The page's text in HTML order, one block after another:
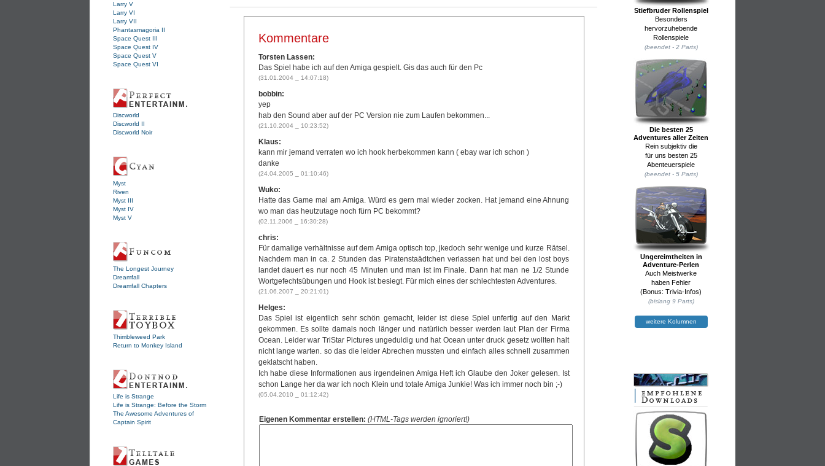
Larry V
Larry VI
Larry VII
Phantasmagoria II
Space Quest III
Space Quest IV
Space Quest V
Space Quest VI
Discworld
Discworld II
Discworld Noir
Myst
Riven
Myst III
Myst IV
Myst V
The Longest Journey
Dreamfall
Dreamfall Chapters
Thimbleweed Park
Return to Monkey Island
Life is Strange
Life is Strange: Before the Storm
The Awesome Adventures of
Captain Spirit
Kommentare
Torsten Lassen:
Das Spiel habe ich auf den Amiga gespielt. Gis das auch für den Pc
(31.01.2004 _ 14:07:18)
bobbin:
yep
hab den Sound aber auf der PC Version nie zum Laufen bekommen...
(21.10.2004 _ 10:23:52)
Klaus:
kann mir jemand verraten wo ich hook herbekommen kann ( ebay war ich schon )
danke
(24.04.2005 _ 01:10:46)
Wuko:
Hatte das Game mal am Amiga. Würd es gern mal wieder zocken. Hat jemand eine Ahnung
wo man das heutzutage noch fürn PC bekommt?
(02.11.2006 _ 16:30:28)
chris:
Für damalige verhältnisse auf dem Amiga optisch top, jkedoch sehr wenige und kurze Rätsel.
Nachdem man in ca. 2 Stunden das Piratenstaädtchen verlassen hat und bei den lost boys
landet dauert es nur noch 45 Minuten und man ist im Finale. Dann hat man ne 1/2 Stunde
Wortgefechtsübungen und Hook ist besiegt. Für mich eines der schlechtesten Adventures.
(21.06.2007 _ 20:21:01)
Helges:
Das Spiel ist eigentlich sehr schön gemacht, leider ist diese Spiel unfertig auf den Markt
gekommen. Es sollte damals noch länger und natürlich besser werden laut Plan der Firma
Ocean. Leider war TriStar Pictures ungeduldig und hat Ocean unter druck gesetz wollten halt
nicht lange warten. so das die leider Abrechen mussten und einfach alles schnell zusammen
geklatscht haben.
Ich habe diese Informationen aus irgendeinen Amiga Heft ich Glaube den Joker gelesen. Ist
schon Lange her da war ich noch Klein und totale Amiga Junkie! Was ich immer noch bin ;-)
(05.04.2010 _ 01:12:42)
Eigenen Kommentar erstellen: (HTML-Tags werden ignoriert!)
Stiefbruder Rollenspiel
Besonders
hervorzuhebende
Rollenspiele
(beendet - 2 Parts)
Die besten 25
Adventures aller Zeiten
Rein subjektiv die
für uns besten 25
Abenteuerspiele
(beendet - 5 Parts)
Ungereimtheiten in
Adventure-Perlen
Auch Meistwerke
haben Fehler
(Bonus: Trivia-Infos)
(bislang 9 Parts)
weitere Kolumnen